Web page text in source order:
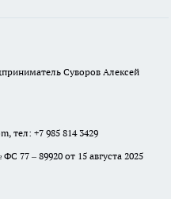
Суворов Алексей
, тел: +7 985 814 3429
77 – 89920 от 15 августа 2025